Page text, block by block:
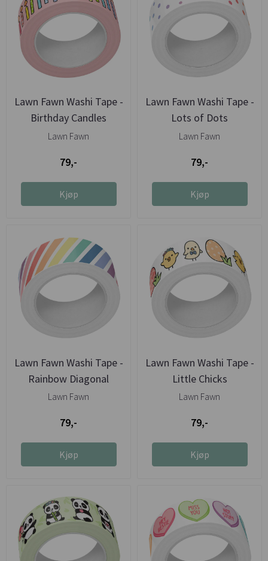
Lawn Fawn Washi Tape -
Birthday Candles
Lawn Fawn
79,-
Kjøp
Lawn Fawn Washi Tape -
Lots of Dots
Lawn Fawn
79,-
Kjøp
Lawn Fawn Washi Tape -
Rainbow Diagonal
Stripes
Lawn Fawn
79,-
Kjøp
Lawn Fawn Washi Tape -
Little Chicks
Lawn Fawn
79,-
Kjøp